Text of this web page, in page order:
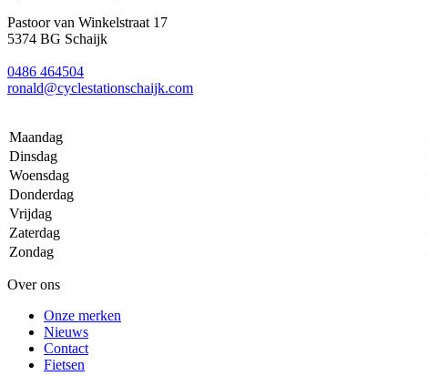
Pastoor van Winkelstraat 17
5374 BG Schaijk
0486 464504
ronald@cyclestationschaijk.com
Maandag
Dinsdag
Woensdag
Donderdag
Vrijdag
Zaterdag
Zondag
Over ons
Onze merken
Nieuws
Contact
Fietsen